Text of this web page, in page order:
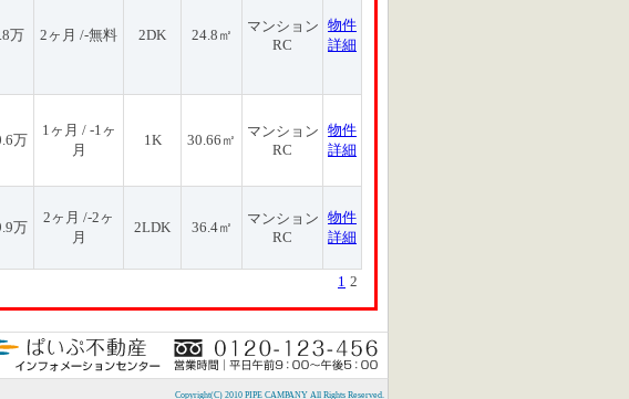
万 2ヶ月 /-無料 2DK 24.8㎡
マンション
RC
物件
詳細
万
1ヶ月 / -1ヶ
月
1K 30.66㎡
マンション
RC
物件
詳細
万
2ヶ月 /-2ヶ
月
2LDK 36.4㎡
マンション
RC
物件
詳細
1 2
Copyright(C) 2010 PIPE CAMPANY All Rights Reserved.